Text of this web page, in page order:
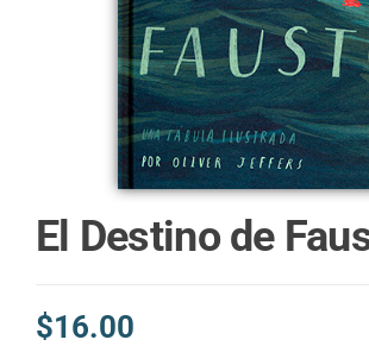
El Destino de
$16.00